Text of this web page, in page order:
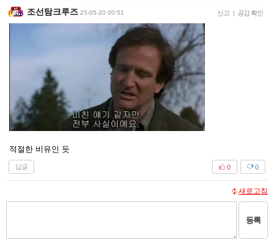
조선탐크루즈 25-05-20 00:51 신고 | 공감 확인
적절한 비유인 듯
답글 0
0
새로고침
등록